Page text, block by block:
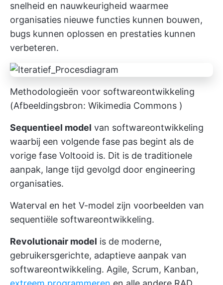
snelheid en nauwkeurigheid waarmee
organisaties nieuwe functies kunnen bouwen,
bugs kunnen oplossen en prestaties kunnen
verbeteren.
Methodologieën voor softwareontwikkeling
(Afbeeldingsbron: Wikimedia Commons )
Sequentieel model van softwareontwikkeling
waarbij een volgende fase pas begint als de
vorige fase Voltooid is. Dit is de traditionele
aanpak, lange tijd gevolgd door engineering
organisaties.
Waterval en het V-model zijn voorbeelden van
sequentiële softwareontwikkeling.
Revolutionair model is de moderne,
gebruikersgerichte, adaptieve aanpak van
softwareontwikkeling. Agile, Scrum, Kanban,